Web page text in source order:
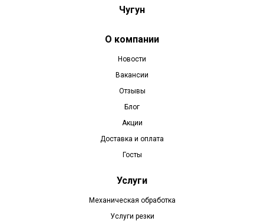
Чугун
О компании
Новости
Вакансии
Отзывы
Блог
Акции
Доставка и оплата
Госты
Услуги
Механическая обработка
Услуги резки